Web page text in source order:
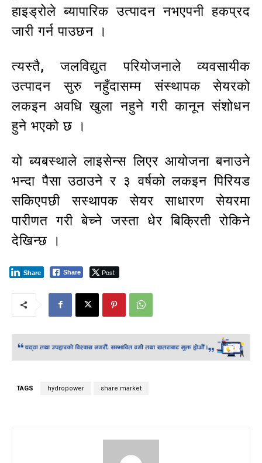
हाइड्रोले ब्यापारिक उत्पादन नभएपनी हकप्रद
जारी गर्न पाउछन ।
त्यस्तै, जलविद्युत परियोजनाले व्यवसायीक
उत्पादन सुरु नहुँदासम्म संस्थापक सेयरको
लकइन अवधि खुला नहुने गरी कानून संशोधन
हुने भएको छ ।
यो ब्यबस्थाले लाइसेन्स लिएर आयोजना बनाउने
भन्दा पैसा उठाउने र ३ वर्षको लकइन पिरियड
सकिएपछी सस्थापक सेयर साधारण सेयरमा
पारीणत गरी बेच्ने जस्ता धेर बिक्रिती रोकिने
देखिन्छ ।
Share Post
Share
TAGS hydropower share market